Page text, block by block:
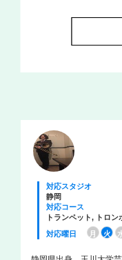
対応スタジオ
静岡
対応コース
トランペット, トロン
対応曜日
月 火